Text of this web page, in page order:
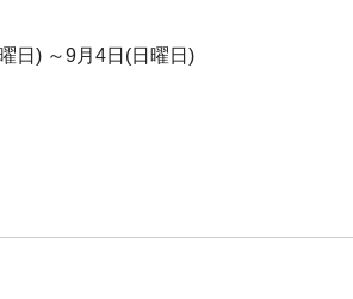
日) ～9月4日(日曜日)